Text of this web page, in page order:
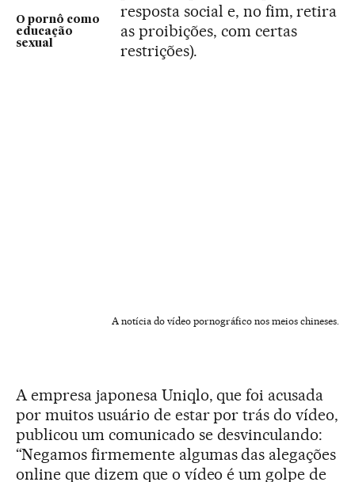
O pornô como
educação
sexual
resposta social e, no fim, retira
as proibições, com certas
restrições).
A notícia do vídeo pornográfico nos meios chineses.
A empresa japonesa Uniqlo, que foi acusada
por muitos usuário de estar por trás do vídeo,
publicou um comunicado se desvinculando:
“Negamos firmemente algumas das alegações
online que dizem que o vídeo é um golpe de